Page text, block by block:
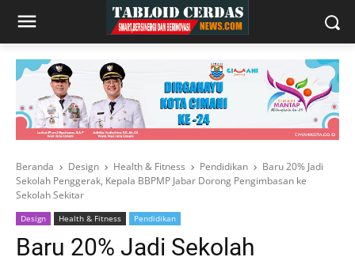
Beranda Design Health & Fitness Pendidikan
Baru 20% Jadi
Sekolah Penggerak, Kepala BBPMP Jabar Dorong Pengimbasan ke
Sekolah Sekitar
Design Health & Fitness Pendidikan
Baru 20% Jadi Sekolah